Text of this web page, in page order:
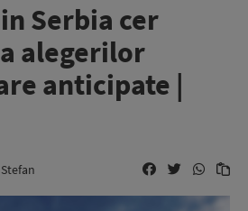
Serbia cer
alegerilor
anticipate |